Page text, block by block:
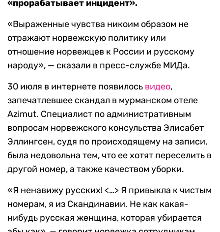
«прорабатывает инцидент».
«Выраженные чувства никоим образом не
отражают норвежскую политику или
отношение норвежцев к России и русскому
народу», — сказали в пресс-службе МИДа.
30 июля в интернете появилось видео,
запечатлевшее скандал в мурманском отеле
Azimut. Специалист по административным
вопросам норвежского консульства Элисабет
Эллингсен, судя по происходящему на записи,
была недовольна тем, что ее хотят переселить в
другой номер, а также качеством уборки.
«Я ненавижу русских! <…> Я привыкла к чистым
номерам, я из Скандинавии. Не как какая-
нибудь русская женщина, которая убирается